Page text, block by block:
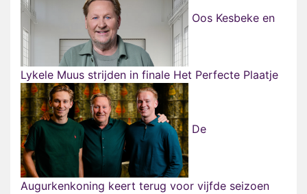
Oos Kesbeke en
Lykele Muus strijden in finale Het Perfecte Plaatje
De
Augurkenkoning keert terug voor vijfde seizoen